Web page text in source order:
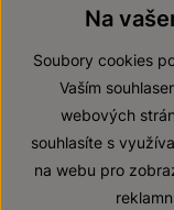
©
Na
Soubory cookies
Vaším
webových
souhlasíte s
na webu pro